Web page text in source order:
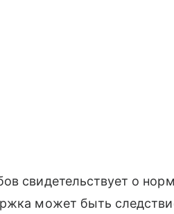
свидетельствует о
может быть